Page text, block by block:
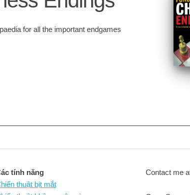
for all the important endgames
tính năng
thuật bịt mắt
Contact me